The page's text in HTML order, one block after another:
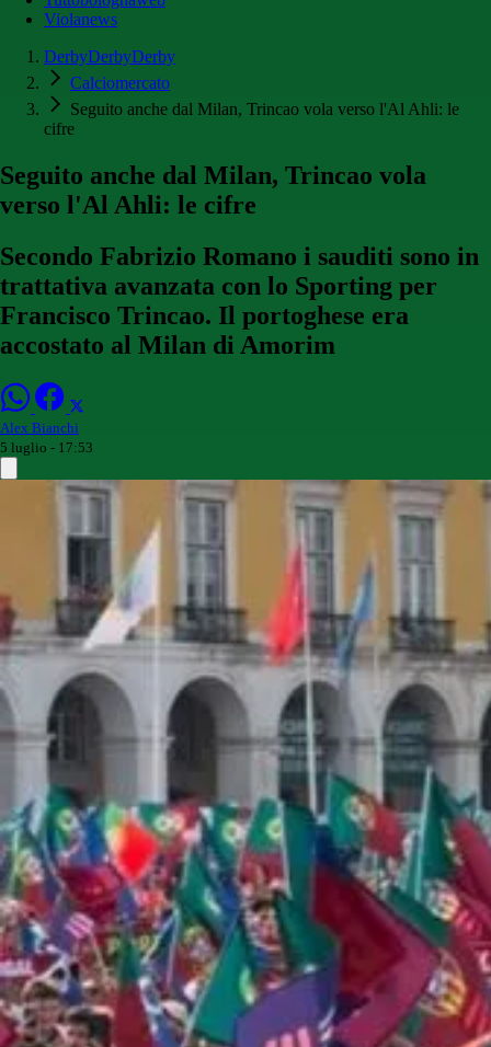
Violanews
DerbyDerbyDerby
Calciomercato
Seguito anche dal Milan, Trincao vola verso l'Al Ahli: le
cifre
Seguito anche dal Milan, Trincao vola
verso l'Al Ahli: le cifre
Secondo Fabrizio Romano i sauditi sono in
trattativa avanzata con lo Sporting per
Francisco Trincao. Il portoghese era
accostato al Milan di Amorim
Alex Bianchi
5 luglio - 17:53